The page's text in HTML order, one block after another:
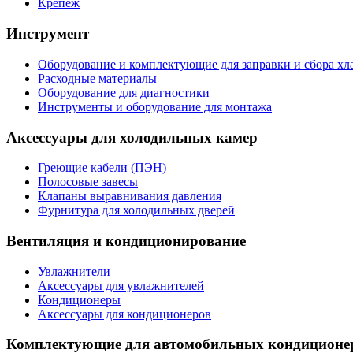
Крепеж
Инструмент
Оборудование и комплектующие для заправки и сбора
Расходные материалы
Оборудование для диагностики
Инструменты и оборудование для монтажа
Аксессуары для холодильных камер
Греющие кабели (ПЭН)
Полосовые завесы
Клапаны выравнивания давления
Фурнитура для холодильных дверей
Вентиляция и кондиционирование
Увлажнители
Аксессуары для увлажнителей
Кондиционеры
Аксессуары для кондиционеров
Комплектующие для автомобильных